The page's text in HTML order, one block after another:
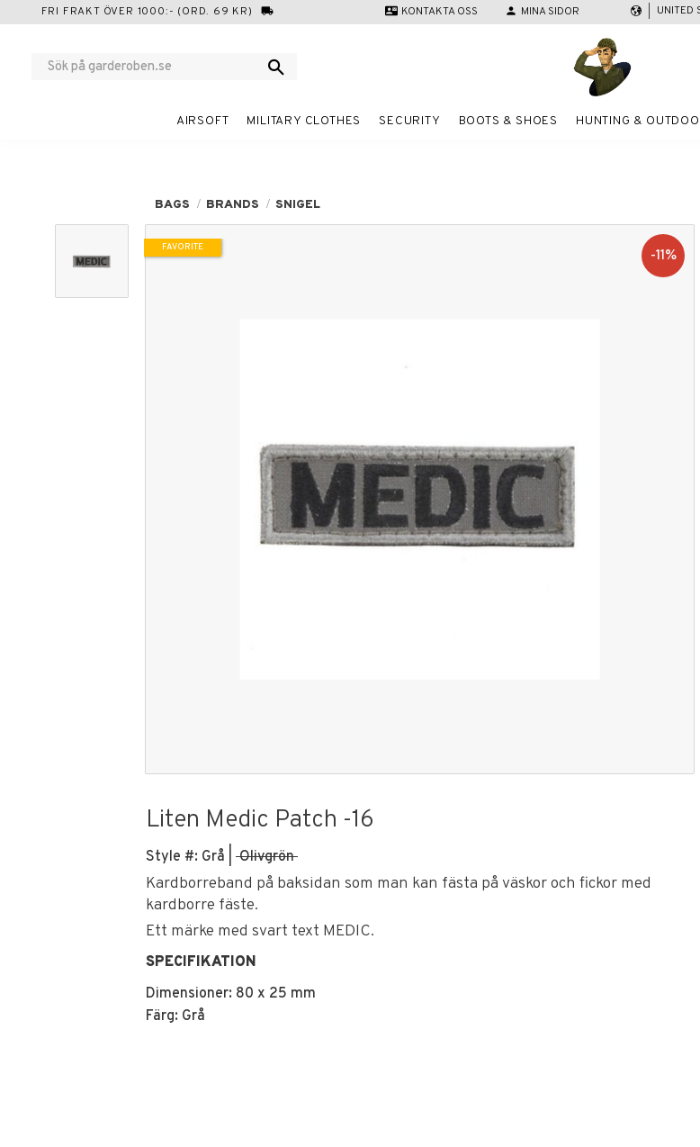
FRI FRAKT ÖVER 1000:- (ORD. 69 KR) local_shipping contact_mail KONTAKTA OSS person MINA SIDOR UNITED
AIRSOFT MILITARY CLOTHES SECURITY BOOTS & SHOES HUNTING &
BAGS BRANDS SNIGEL
11%
FAVORITE
Liten Medic Patch -16
Style #: Grå | Olivgrön
Kardborreband på baksidan som man kan fästa på väskor och fickor med
kardborre fäste.
Ett märke med svart text MEDIC.
SPECIFIKATION
Dimensioner: 80 x 25 mm
Färg: Grå